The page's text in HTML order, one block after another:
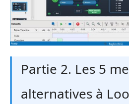
Partie 2. Les 5
alternatives à